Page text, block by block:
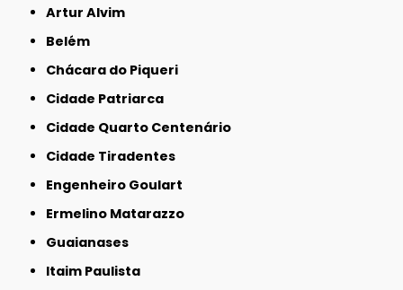
Artur Alvim
Belém
Chácara do Piqueri
Cidade Patriarca
Cidade Quarto Centenário
Cidade Tiradentes
Engenheiro Goulart
Ermelino Matarazzo
Guaianases
Itaim Paulista